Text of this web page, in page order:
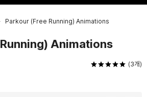
Parkour (Free Running) Animations
Animations
(3개)